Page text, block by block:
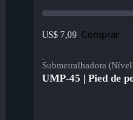
US$ 7,09 Comprar
Submetralhadora
UMP-45 | Pied de